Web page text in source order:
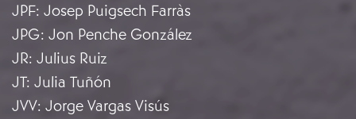
JPF: Josep Puigsech Farràs
JPG: Jon Penche González
JR: Julius Ruiz
JT: Julia Tuñón
JVV: Jorge Vargas Visús